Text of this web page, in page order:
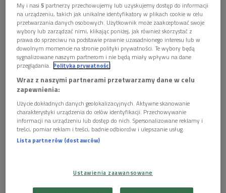
 11'28 
Idee olimpijskie w świecie komercji. Z Kajetanem
Broniewskim rozmawia Paweł Reszka (Puls
świata)
My i nasi5 partnerzy przechowujemy lub uzyskujemy dostęp do informacji
na urządzeniu, takich jak unikalne identyfikatory w plikach cookie w celu
przetwarzania danych osobowych. Użytkownik może zaakceptować swoje
wybory lub zarządzać nimi, klikając poniżej, jak również skorzystać z
prawa do sprzeciwu na podstawie prawnie uzasadnionego interesu lub w
dowolnym momencie na stronie polityki prywatności. Te wybory będą
sygnalizowane naszym partnerom i nie będą miały wpływu na dane
przeglądania. Polityka prywatności
Wraz z naszymi partnerami przetwarzamy dane w celu
zapewnienia:
Użycie dokładnych danych geolokalizacyjnych. Aktywne skanowanie
charakterystyki urządzenia do celów identyfikacji. Przechowywanie
informacji na urządzeniu lub dostęp do nich. Spersonalizowane reklamy i
treści, pomiar reklam i treści, badnie odbiorców i ulepszanie usług.
Lista partnerów (dostawców)
Ustawienia zaawansowane